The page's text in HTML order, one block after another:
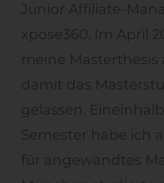
Junior Affiliate-
xpose360. Im April
meine
damit das
gelassen.
Semester habe ich
für angewandtes